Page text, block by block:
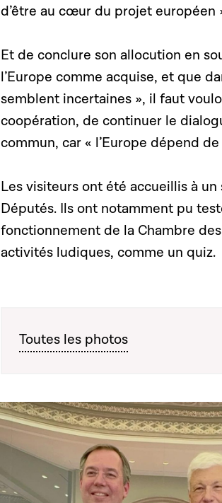
d’être au cœur du projet européen
Et de conclure son allocution en
l’Europe comme acquise, et que
semblent incertaines », il faut
coopération, de continuer le
commun, car « l’Europe dépend de
Les visiteurs ont été accueillis à
Députés. Ils ont notamment pu
fonctionnement de la Chambre
activités ludiques, comme un quiz.
Toutes les photos